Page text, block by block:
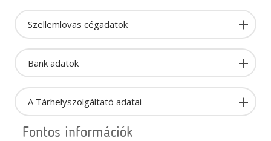
Szellemlovas cégadatok
Bank adatok
A Tárhelyszolgáltató adatai
Fontos információk